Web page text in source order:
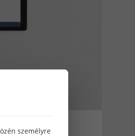
személyre